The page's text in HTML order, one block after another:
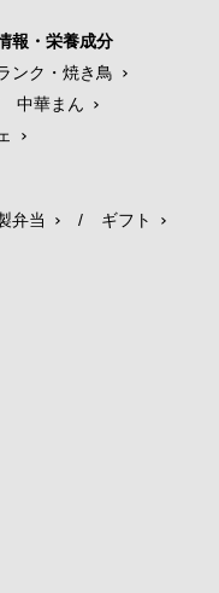
報・栄養成分
ンク・焼き鳥
中華まん
弁当
/ ギフト